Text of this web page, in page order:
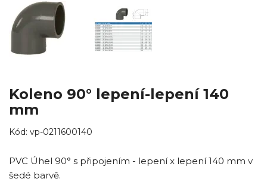
Koleno 90° lepení-lepení 140
mm
Kód: vp-0211600140
PVC Úhel 90° s připojením - lepení x lepení 140 mm v
šedé barvě.